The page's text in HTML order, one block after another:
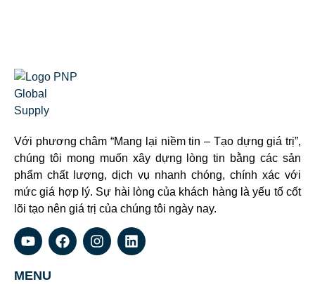
Với phương châm “Mang lại niềm tin – Tạo dựng giá trị”,
chúng tôi mong muốn xây dựng lòng tin bằng các sản
phẩm chất lượng, dịch vụ nhanh chóng, chính xác với
mức giá hợp lý. Sự hài lòng của khách hàng là yếu tố cốt
lõi tạo nên giá trị của chúng tôi ngày nay.
MENU